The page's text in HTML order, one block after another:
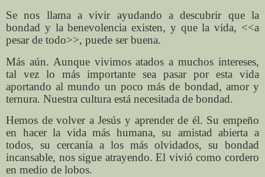
Se nos llama a vivir ayudando a descubrir que la
bondad y la benevolencia existen, y que la vida, <<a
pesar de todo>>, puede ser buena.
Más aún. Aunque vivimos atados a muchos intereses,
tal vez lo más importante sea pasar por esta vida
aportando al mundo un poco más de bondad, amor y
ternura. Nuestra cultura está necesitada de bondad.
Hemos de volver a Jesús y aprender de él. Su empeño
en hacer la vida más humana, su amistad abierta a
todos, su cercanía a los más olvidados, su bondad
incansable, nos sigue atrayendo. El vivió como cordero
en medio de lobos.